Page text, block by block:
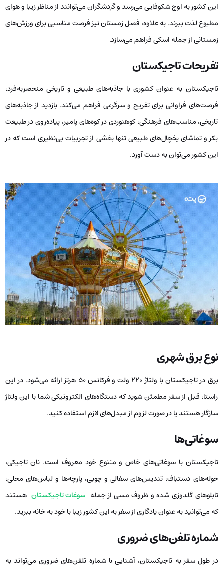
این کشور به اوج شکوفایی می‌رسد و گردشگران می‌توانند از مناظر زیبا و هوای
مطبوع لذت ببرند. به علاوه، فصل زمستان نیز فرصت مناسبی برای ورزش‌های
زمستانی از جمله اسکی فراهم می‌سازد.
تفریحات تاجیکستان
تاجیکستان به عنوان کشوری با جاذبه‌های طبیعی و تاریخی منحصربه‌فرد،
فرصت‌های فراوانی برای تفریح و سرگرمی فراهم می‌کند. بازدید از جاذبه‌های
تاریخی، مناسب‌های فرهنگی، کوهنوردی در کوه‌های پامیر، پیاده‌روی در طبیعت
بکر و تماشای یخچال‌های طبیعی تنها بخشی از تجربیات بی‌نظیری است که در
این کشور می‌توان به دست آورد.
نوع برق شهری
برق در تاجیکستان با ولتاژ ۲۲۰ ولت و فرکانس ۵۰ هرتز ارائه می‌شود. در این
راستا، قبل از سفر مطمئن شوید که دستگاه‌های الکترونیکی شما با این ولتاژ
سازگار هستند یا در صورت لزوم از مبدل‌های لازم استفاده کنید.
سوغاتی‌ها
تاجیکستان با سوغاتی‌های خاص و متنوع خود معروف است. نان تاجیکی،
حوله‌های دستباف، تندیس‌های سفالی و چوبی، پارچه‌ها و لباس‌های محلی،
تابلوهای گلدوزی شده و ظروف مسی از جمله سوغات تاجیکستان هستند
که می‌توانید به عنوان یادگاری از سفر به این کشور زیبا با خود به خانه ببرید.
شماره تلفن‌های ضروری
در طول سفر به تاجیکستان، آشنایی با شماره تلفن‌های ضروری می‌تواند به